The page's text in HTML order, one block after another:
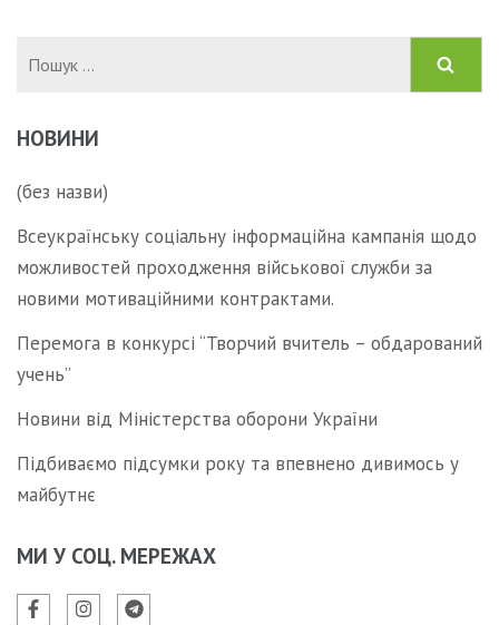
НОВИНИ
(без назви)
Всеукраїнську соціальну інформаційна кампанія щодо
можливостей проходження військової служби за
новими мотиваційними контрактами.
Перемога в конкурсі “Творчий вчитель – обдарований
учень”
Новини від Міністерства оборони України
Підбиваємо підсумки року та впевнено дивимось у
майбутнє
МИ У СОЦ. МЕРЕЖАХ